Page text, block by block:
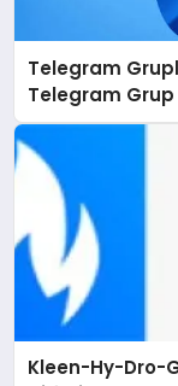
Telegram
Telegram Grup
Çözüm
Kleen-Hy-Dro-